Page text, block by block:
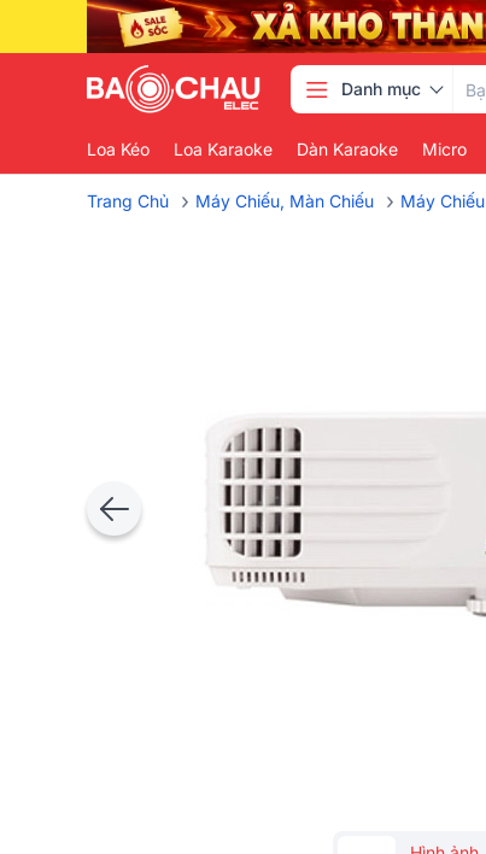
Danh mục
Loa Kéo Loa Karaoke Dàn Karaoke Micro
Trang Chủ › Máy Chiếu, Màn Chiếu › Máy Chiếu